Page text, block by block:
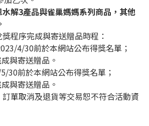
解3產品與雀巢媽媽系列商品，其他
程序完成與寄送贈品時程：
4/30前於本網站公布得獎名單；
與寄送贈品。
30前於本網站公布得獎名單；
與寄送贈品。
單取消及退貨等交易恕不符合活動資